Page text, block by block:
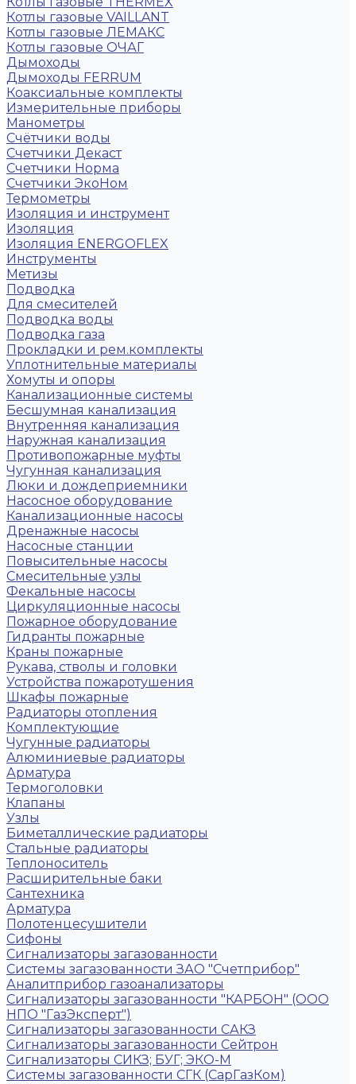
Котлы газовые VAILLANT
Котлы газовые ЛЕМАКС
Котлы газовые ОЧАГ
Дымоходы
Дымоходы FERRUM
Коаксиальные комплекты
Измерительные приборы
Манометры
Счётчики воды
Счетчики Декаст
Счетчики Норма
Счетчики ЭкоНом
Термометры
Изоляция и инструмент
Изоляция
Изоляция ENERGOFLEX
Инструменты
Метизы
Подводка
Для смесителей
Подводка воды
Подводка газа
Прокладки и рем.комплекты
Уплотнительные материалы
Хомуты и опоры
Канализационные системы
Бесшумная канализация
Внутренняя канализация
Наружная канализация
Противопожарные муфты
Чугунная канализация
Люки и дождеприемники
Насосное оборудование
Канализационные насосы
Дренажные насосы
Насосные станции
Повысительные насосы
Смесительные узлы
Фекальные насосы
Циркуляционные насосы
Пожарное оборудование
Гидранты пожарные
Краны пожарные
Рукава, стволы и головки
Устройства пожаротушения
Шкафы пожарные
Радиаторы отопления
Комплектующие
Чугунные радиаторы
Алюминиевые радиаторы
Арматура
Термоголовки
Клапаны
Узлы
Биметаллические радиаторы
Стальные радиаторы
Теплоноситель
Расширительные баки
Сантехника
Арматура
Полотенцесушители
Сифоны
Сигнализаторы загазованности
Системы загазованности ЗАО "Счетприбор"
Аналитприбор газоанализаторы
Сигнализаторы загазованности "КАРБОН" (ООО
НПО "ГазЭксперт")
Сигнализаторы загазованности САКЗ
Сигнализаторы загазованности Сейтрон
Сигнализаторы СИКЗ; БУГ; ЭКО-М
Системы загазованности СГК (СарГазКом)